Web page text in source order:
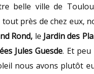
belle ville de
tout près de chez eux,
Rond, le Jardin des
Jules Guesde. Et
nous avons plutôt